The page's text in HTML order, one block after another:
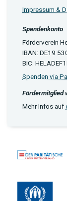
Impressum &
Spendenkonto
Förderverein
IBAN: DE19
BIC:
Spenden via
Fördermitglied
Mehr Infos auf